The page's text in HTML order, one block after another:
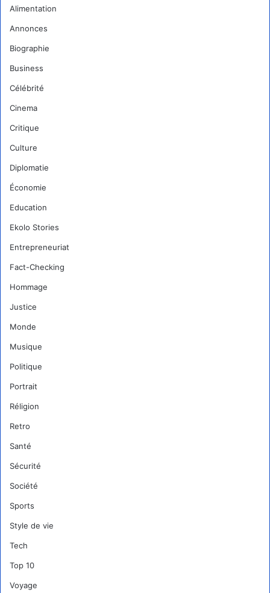
Alimentation
Annonces
Biographie
Business
Célébrité
Cinema
Critique
Culture
Diplomatie
Économie
Education
Ekolo Stories
Entrepreneuriat
Fact-Checking
Hommage
Justice
Monde
Musique
Politique
Portrait
Réligion
Retro
Santé
Sécurité
Société
Sports
Style de vie
Tech
Top 10
Voyage